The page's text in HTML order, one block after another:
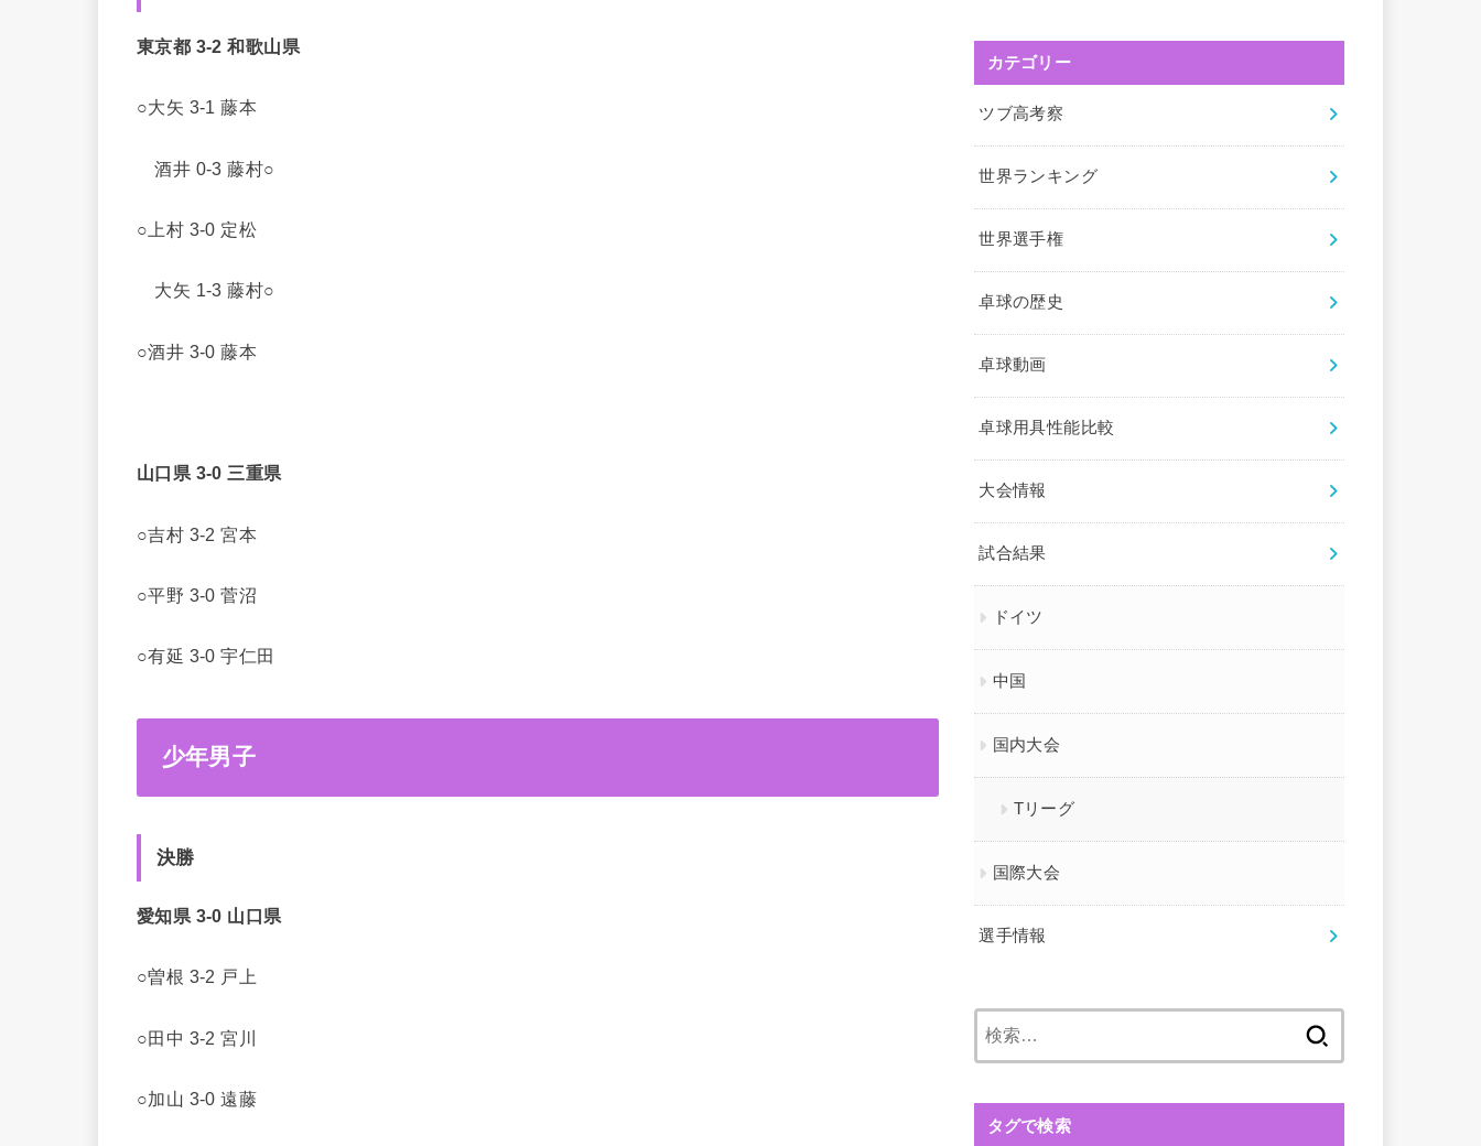
東京都 3-2 和歌山県
○大矢 3-1 藤本
酒井 0-3 藤村○
○上村 3-0 定松
大矢 1-3 藤村○
○酒井 3-0 藤本
山口県 3-0 三重県
○吉村 3-2 宮本
○平野 3-0 菅沼
○有延 3-0 宇仁田
少年男子
決勝
愛知県 3-0 山口県
○曽根 3-2 戸上
○田中 3-2 宮川
○加山 3-0 遠藤
カテゴリー
ツブ高考察
世界ランキング
世界選手権
卓球の歴史
卓球動画
卓球用具性能比較
大会情報
試合結果
ドイツ
中国
国内大会
Tリーグ
国際大会
選手情報
タグで検索